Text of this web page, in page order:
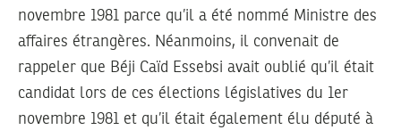
novembre 1981 parce qu’il a été nommé Ministre des
affaires étrangères. Néanmoins, il convenait de
rappeler que Béji Caïd Essebsi avait oublié qu’il était
candidat lors de ces élections législatives du 1er
novembre 1981 et qu’il était également élu député à